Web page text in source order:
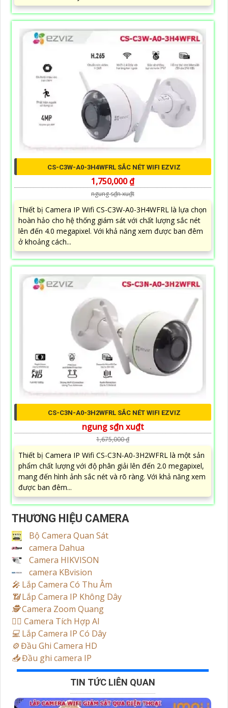
CS-C3W-A0-3H4WFRL SẮC NÉT WIFI EZVIZ
1,750,000 ₫
ngung s₫n xu₫t
Thiết bị Camera IP Wifi CS-C3W-A0-3H4WFRL là lựa chọn
hoàn hảo cho hệ thống giám sát với chất lượng sắc nét
lên đến 4.0 megapixel. Với khả năng xem được ban đêm
ở khoảng cách...
CS-C3N-A0-3H2WFRL SẮC NÉT WIFI EZVIZ
ngung s₫n xu₫t
1,675,000 ₫
Thiết bị Camera IP Wifi CS-C3N-A0-3H2WFRL là một sản
phẩm chất lượng với độ phân giải lên đến 2.0 megapixel,
mang đến hình ảnh sắc nét và rõ ràng. Với khả năng xem
được ban đêm...
THƯƠNG HIỆU CAMERA
Bộ Camera Quan Sát
camera Dahua
Camera HIKVISON
camera KBvision
️🎤️ Lắp Camera Có Thu Âm
📶Lắp Camera IP Không Dây
🕵️Camera Zoom Quang
🧛‍♀️ Camera Tích Hợp AI
💻 Lắp Camera IP Có Dây
⚙️Đầu Ghi Camera HD
📥Đầu ghi camera IP
TIN TỨC LIÊN QUAN